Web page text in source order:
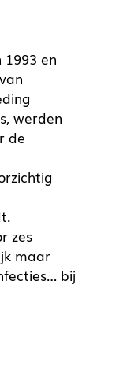
en
werden
de
zes
maar
bij